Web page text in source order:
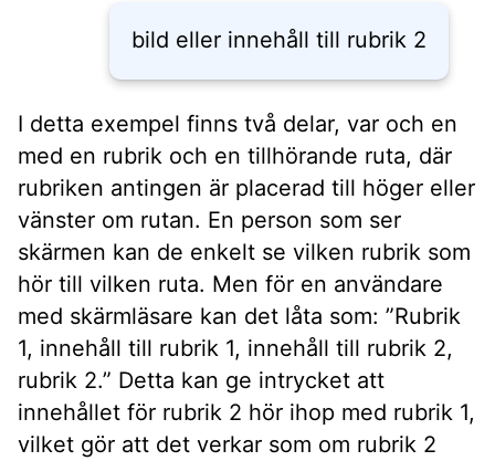
bild eller innehåll till rubrik 2
I detta exempel finns två delar, var och en
med en rubrik och en tillhörande ruta, där
rubriken antingen är placerad till höger eller
vänster om rutan. En person som ser
skärmen kan de enkelt se vilken rubrik som
hör till vilken ruta. Men för en användare
med skärmläsare kan det låta som: ”Rubrik
1, innehåll till rubrik 1, innehåll till rubrik 2,
rubrik 2.” Detta kan ge intrycket att
innehållet för rubrik 2 hör ihop med rubrik 1,
vilket gör att det verkar som om rubrik 2